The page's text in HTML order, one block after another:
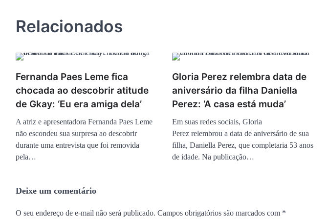
Relacionados
Fernanda Paes Leme fica
chocada ao descobrir atitude
de Gkay: ‘Eu era amiga dela’
A atriz e apresentadora Fernanda Paes Leme
não escondeu sua surpresa ao descobrir
durante uma entrevista que foi removida
pela…
Gloria Perez relembra data de
aniversário da filha Daniella
Perez: ‘A casa está muda’
Em suas redes sociais, Gloria
Perez relembrou a data de aniversário de sua
filha, Daniella Perez, que completaria 53 anos
de idade. Na publicação…
Deixe um comentário
O seu endereço de e-mail não será publicado. Campos obrigatórios são marcados com *